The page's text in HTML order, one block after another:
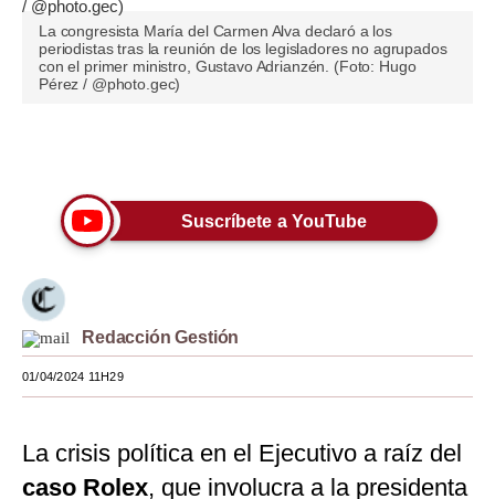
Pregunta de hoy
Blogs
Viajes
Estilos
Mundo
EEUU
España
La congresista María del Carmen Alva declaró a los
periodistas tras la reunión de los legisladores no agrupados
con el primer ministro, Gustavo Adrianzén. (Foto: Hugo
Pérez / @photo.gec)
Suscríbete a YouTube
Redacción Gestión
01/04/2024 11H29
La crisis política en el Ejecutivo a raíz del
caso Rolex, que involucra a la presidenta